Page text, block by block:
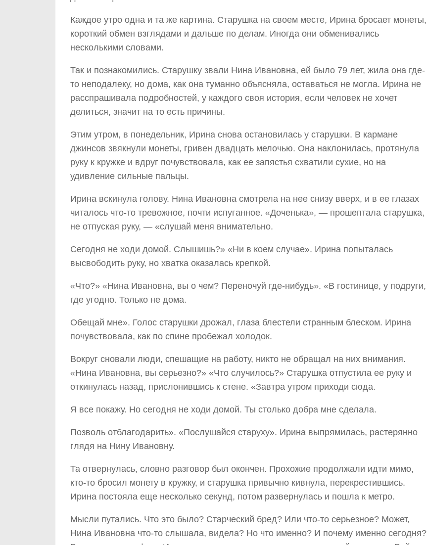
Каждое утро одна и та же картина. Старушка на своем месте, Ирина бросает монеты,
короткий обмен взглядами и дальше по делам. Иногда они обменивались
несколькими словами.
Так и познакомились. Старушку звали Нина Ивановна, ей было 79 лет, жила она где-
то неподалеку, но дома, как она туманно объясняла, оставаться не могла. Ирина не
расспрашивала подробностей, у каждого своя история, если человек не хочет
делиться, значит на то есть причины.
Этим утром, в понедельник, Ирина снова остановилась у старушки. В кармане
джинсов звякнули монеты, гривен двадцать мелочью. Она наклонилась, протянула
руку к кружке и вдруг почувствовала, как ее запястья схватили сухие, но на
удивление сильные пальцы.
Ирина вскинула голову. Нина Ивановна смотрела на нее снизу вверх, и в ее глазах
читалось что-то тревожное, почти испуганное. «Доченька», — прошептала старушка,
не отпуская руку, — «слушай меня внимательно.
Сегодня не ходи домой. Слышишь?» «Ни в коем случае». Ирина попыталась
высвободить руку, но хватка оказалась крепкой.
«Что?» «Нина Ивановна, вы о чем? Переночуй где-нибудь». «В гостинице, у подруги,
где угодно. Только не дома.
Обещай мне». Голос старушки дрожал, глаза блестели странным блеском. Ирина
почувствовала, как по спине пробежал холодок.
Вокруг сновали люди, спешащие на работу, никто не обращал на них внимания.
«Нина Ивановна, вы серьезно?» «Что случилось?» Старушка отпустила ее руку и
откинулась назад, прислонившись к стене. «Завтра утром приходи сюда.
Я все покажу. Но сегодня не ходи домой. Ты столько добра мне сделала.
Позволь отблагодарить». «Послушайся старуху». Ирина выпрямилась, растерянно
глядя на Нину Ивановну.
Та отвернулась, словно разговор был окончен. Прохожие продолжали идти мимо,
кто-то бросил монету в кружку, и старушка привычно кивнула, перекрестившись.
Ирина постояла еще несколько секунд, потом развернулась и пошла к метро.
Мысли путались. Что это было? Старческий бред? Или что-то серьезное? Может,
Нина Ивановна что-то слышала, видела? Но что именно? И почему именно сегодня?